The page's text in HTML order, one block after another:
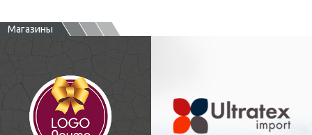
Магазины
текстильных
этикеток
Поставщик оборудования и
фурнитуры для швейного